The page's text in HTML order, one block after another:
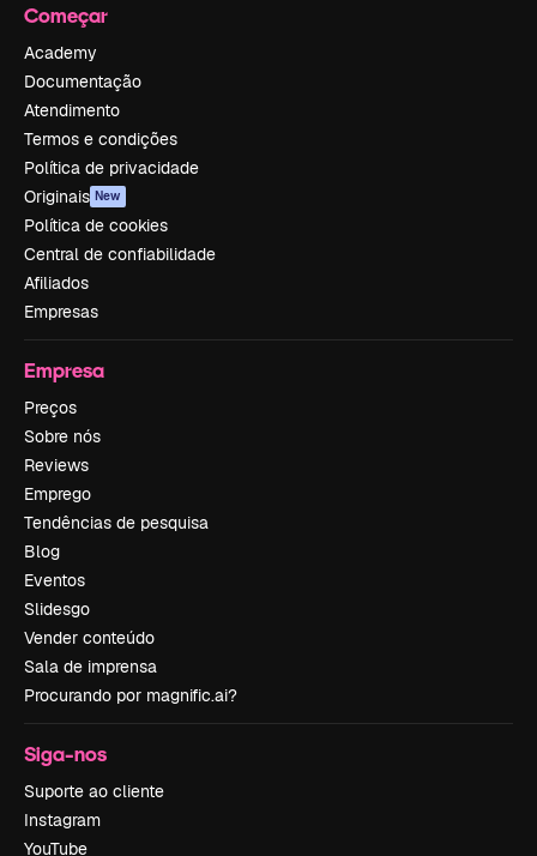
Começar
Academy
Documentação
Atendimento
Termos e condições
Política de privacidade
Originais New
Política de cookies
Central de confiabilidade
Afiliados
Empresas
Empresa
Preços
Sobre nós
Reviews
Emprego
Tendências de pesquisa
Blog
Eventos
Slidesgo
Vender conteúdo
Sala de imprensa
Procurando por magnific.ai?
Siga-nos
Suporte ao cliente
Instagram
YouTube